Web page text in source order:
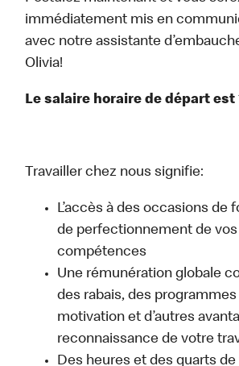
immédiatement mis en
avec notre assistante
Olivia!
Le salaire horaire de départ est
Travailler chez nous signifie:
L’accès à des occasions de
de perfectionnement de vos
compétences
Une rémunération globale
des rabais, des programmes
motivation et d’autres
reconnaissance de votre
Des heures et des quarts de